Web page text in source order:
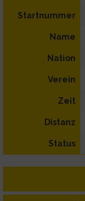
Startnummer
Name
Nation
Verein
Zeit
Distanz
Status